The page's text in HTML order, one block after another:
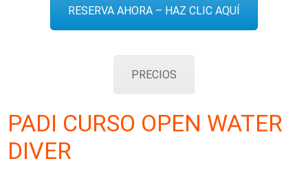
RESERVA AHORA – HAZ CLIC AQUÍ
PRECIOS
PADI CURSO OPEN WATER
DIVER